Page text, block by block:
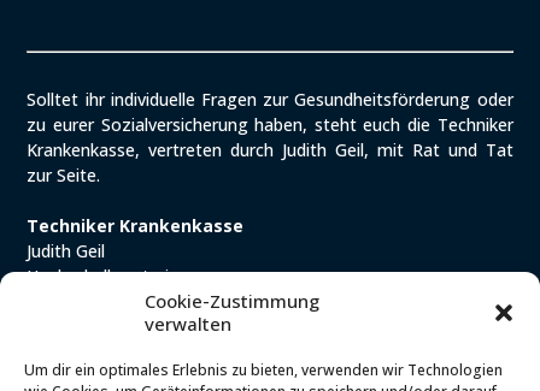
Cookie-Zustimmung
verwalten
Um dir ein optimales Erlebnis zu bieten, verwenden wir Technologien
Solltet ihr individuelle Fragen zur Gesundheitsförderung oder
zu eurer Sozialversicherung haben, steht euch die Techniker
Krankenkasse, vertreten durch Judith Geil, mit Rat und Tat
zur Seite.
Techniker Krankenkasse
Judith Geil
Hochschulberaterin
Tel. +49 40 46065111-403
Mobil +49 173 1715664
E-Mail schreiben